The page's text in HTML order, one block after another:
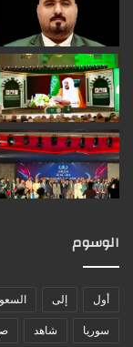
الوسوم
أول إلى
سوريا شاهد